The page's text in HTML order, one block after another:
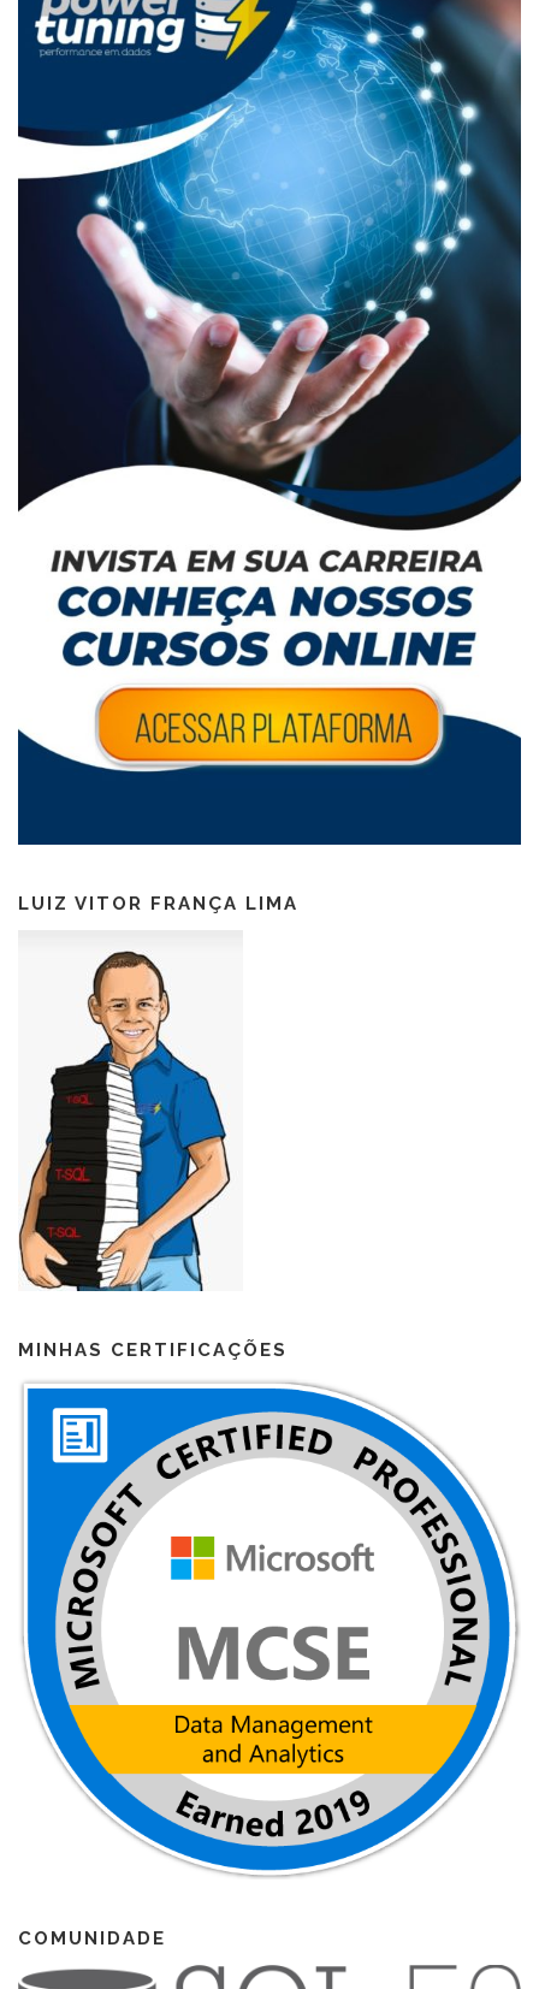
LUIZ VITOR FRANÇA LIMA
MINHAS CERTIFICAÇÕES
COMUNIDADE